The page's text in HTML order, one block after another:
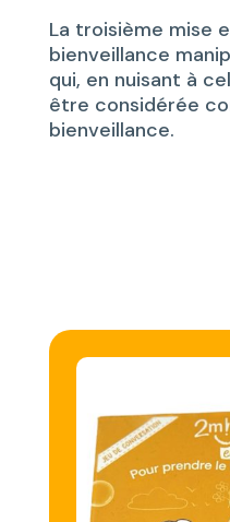
La troisième mise
bienveillance
qui, en nuisant à
être considérée
bienveillance.